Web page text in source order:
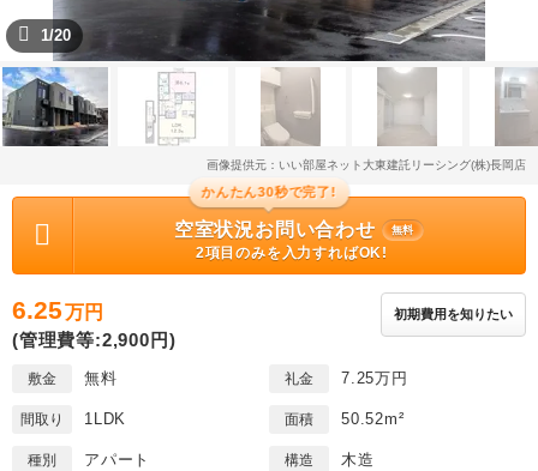
1/20
画像提供元：いい部屋ネット大東建託リーシング(株)長岡店
かんたん30秒で完了!
空室状況お問い合わせ 無料
2項目のみを入力すればOK!
6.25万円
(管理費等:2,900円)
初期費用を知りたい
敷金 無料 礼金 7.25万円
間取り 1LDK 面積 50.52m²
種別 アパート 構造 木造